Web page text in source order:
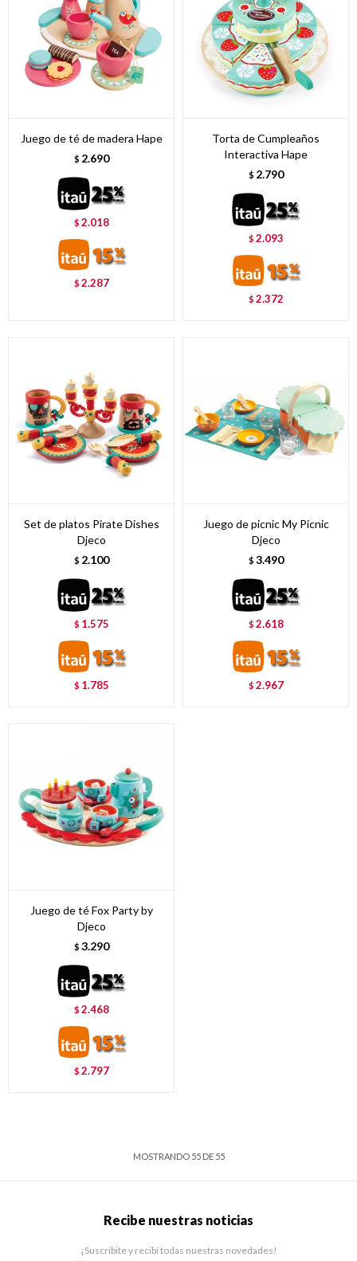
Juego de té de madera Hape
$ 2.690
$2.018
$2.287
Torta de Cumpleaños
Interactiva Hape
$ 2.790
$2.093
$2.372
Set de platos Pirate Dishes
Djeco
$ 2.100
$ 1.575
$ 1.785
Juego de picnic My Picnic
Djeco
$ 3.490
$2.618
$2.967
Juego de té Fox Party by
Djeco
$ 3.290
$2.468
$2.797
MOSTRANDO 55DE 55
Recibe nuestras noticias
¡Suscribite y recibí todas nuestras novedades!